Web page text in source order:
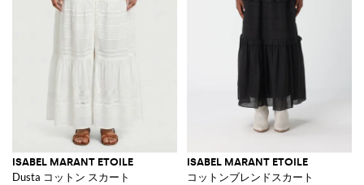
ISABEL MARANT ETOILE
Dusta コットン スカート
ISABEL MARANT ETOILE
コットンブレンドスカート